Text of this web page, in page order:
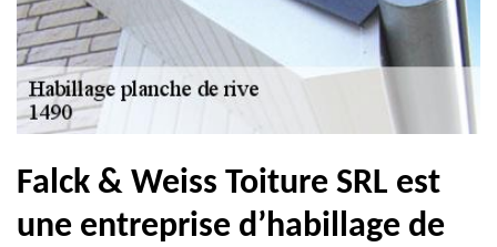
Falck & Weiss Toiture SRL est
une entreprise d’habillage de